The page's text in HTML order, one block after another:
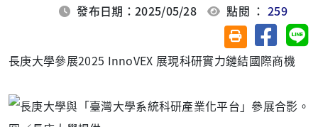
發布日期：2025/05/28 點閱 ：259
友善列印(另開視
分享至
長庚大學參展2025 InnoVEX 展現科研實力鏈結國際商機